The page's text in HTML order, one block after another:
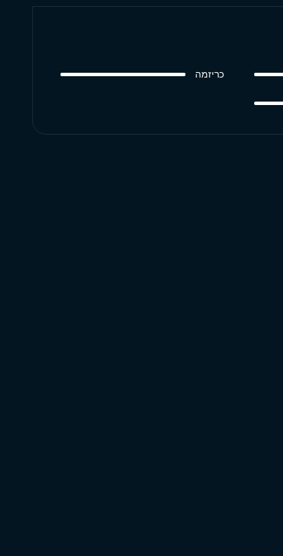
כריזמה